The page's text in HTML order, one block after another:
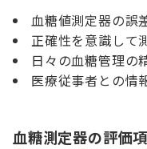
血糖値測定器の誤
正確性を意識して
日々の血糖管理の
医療従事者との情
血糖測定器の評価